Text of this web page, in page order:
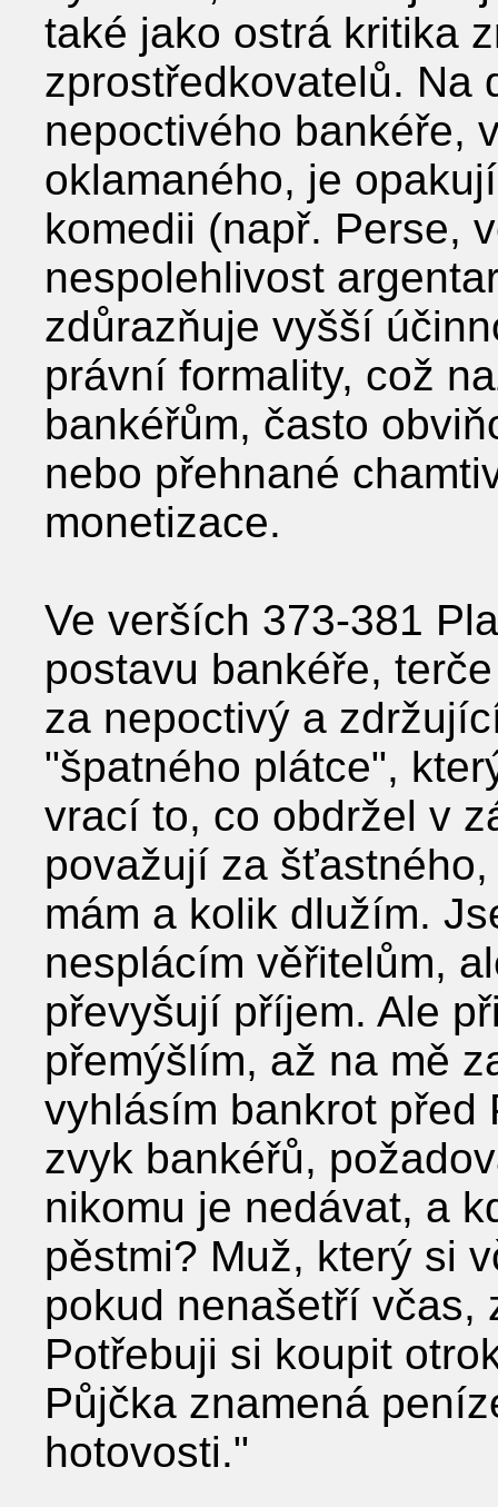
také jako ostrá kritika
zprostředkovatelů. Na
nepoctivého bankéře,
oklamaného, je
komedii (např. Perse,
nespolehlivost
zdůrazňuje vyšší
právní formality, což
bankéřům, často
nebo přehnané
monetizace.
Ve verších 373-381
postavu bankéře,
za nepoctivý a
"špatného plátce",
vrací to, co obdržel v
považují za
mám a kolik dlužím.
nesplácím věřitelům,
převyšují příjem. Ale
přemýšlím, až na mě
vyhlásím bankrot před
zvyk bankéřů,
nikomu je nedávat, a
pěstmi? Muž, který si
pokud nenašetří včas,
Potřebuji si koupit
Půjčka znamená
hotovosti."